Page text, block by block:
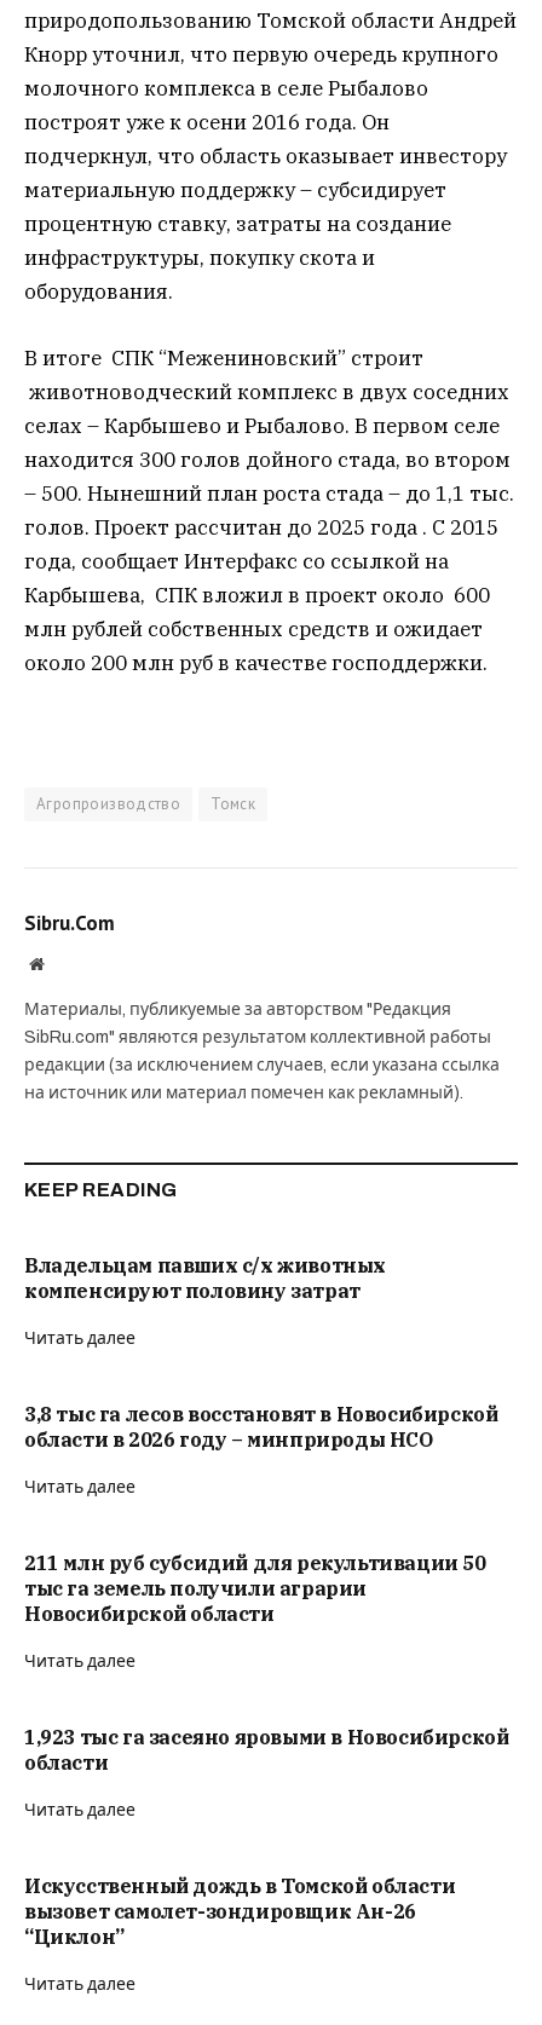
природопользованию Томской области Андрей
Кнорр уточнил, что первую очередь крупного
молочного комплекса в селе Рыбалово
построят уже к осени 2016 года. Он
подчеркнул, что область оказывает инвестору
материальную поддержку – субсидирует
процентную ставку, затраты на создание
инфраструктуры, покупку скота и
оборудования.
В итоге СПК “Межениновский” строит
животноводческий комплекс в двух соседних
селах – Карбышево и Рыбалово. В первом селе
находится 300 голов дойного стада, во втором
– 500. Нынешний план роста стада – до 1,1 тыс.
голов. Проект рассчитан до 2025 года . С 2015
года, сообщает Интерфакс со ссылкой на
Карбышева, СПК вложил в проект около 600
млн рублей собственных средств и ожидает
около 200 млн руб в качестве господдержки.
Агропроизводство Томск
Sibru.Com
Website
Материалы, публикуемые за авторством "Редакция
SibRu.com" являются результатом коллективной работы
редакции (за исключением случаев, если указана ссылка
на источник или материал помечен как рекламный).
KEEP READING
Владельцам павших с/х животных
компенсируют половину затрат
Читать далее
3,8 тыс га лесов восстановят в Новосибирской
области в 2026 году – минприроды НСО
Читать далее
211 млн руб субсидий для рекультивации 50
тыс га земель получили аграрии
Новосибирской области
Читать далее
1,923 тыс га засеяно яровыми в Новосибирской
области
Читать далее
Искусственный дождь в Томской области
вызовет самолет-зондировщик Ан-26
“Циклон”
Читать далее